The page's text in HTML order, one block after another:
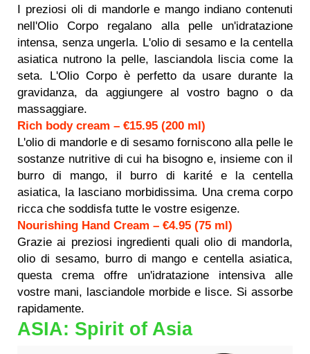
I preziosi oli di mandorle e mango indiano contenuti
nell'Olio Corpo regalano alla pelle un'idratazione
intensa, senza ungerla. L'olio di sesamo e la centella
asiatica nutrono la pelle, lasciandola liscia come la
seta. L'Olio Corpo è perfetto da usare durante la
gravidanza, da aggiungere al vostro bagno o da
massaggiare.
Rich body cream – €15.95 (200 ml)
L'olio di mandorle e di sesamo forniscono alla pelle le
sostanze nutritive di cui ha bisogno e, insieme con il
burro di mango, il burro di karité e la centella
asiatica, la lasciano morbidissima. Una crema corpo
ricca che soddisfa tutte le vostre esigenze.
Nourishing Hand Cream – €4.95 (75 ml)
Grazie ai preziosi ingredienti quali olio di mandorla,
olio di sesamo, burro di mango e centella asiatica,
questa crema offre un'idratazione intensiva alle
vostre mani, lasciandole morbide e lisce. Si assorbe
rapidamente.
ASIA: Spirit of Asia